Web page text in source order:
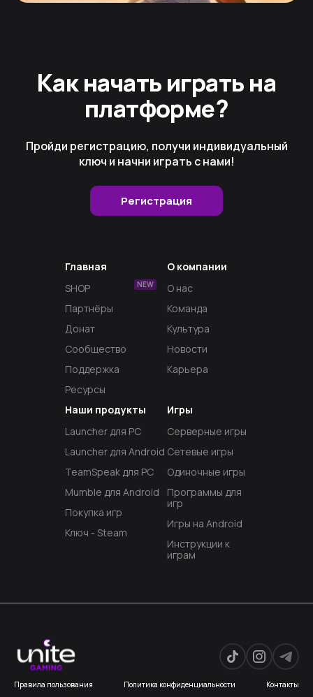
Как начать играть на
платформе?
Пройди регистрацию, получи индивидуальный
ключ и начни играть с нами!
Регистрация
Главная
SHOP
NEW
Партнёры
Донат
Сообщество
Поддержка
Ресурсы
Наши продукты
Launcher для PC
Launcher для Android
TeamSpeak для PC
Mumble для Android
Покупка игр
Ключ - Steam
Игры
Серверные игры
Сетевые игры
Одиночные игры
Программы для
игр
Игры на Android
Инструкции к
играм
О компании
О нас
Команда
Культура
Новости
Карьера
Правила пользования Политика конфиденциальности Контакты